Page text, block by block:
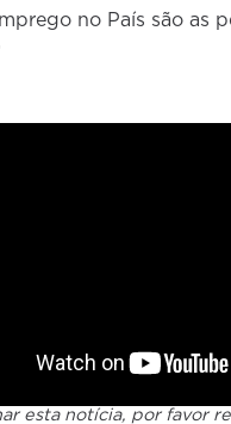
no País são as
esta notícia, por favor